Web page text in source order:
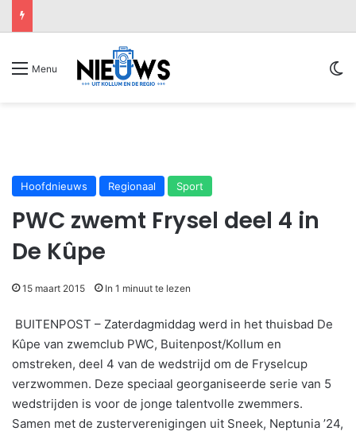
Menu
Hoofdnieuws Regionaal Sport
PWC zwemt Frysel deel 4 in
De Kûpe
15 maart 2015 In 1 minuut te lezen
BUITENPOST – Zaterdagmiddag werd in het thuisbad De
Kûpe van zwemclub PWC, Buitenpost/Kollum en
omstreken, deel 4 van de wedstrijd om de Fryselcup
verzwommen. Deze speciaal georganiseerde serie van 5
wedstrijden is voor de jonge talentvolle zwemmers.
Samen met de zusterverenigingen uit Sneek, Neptunia ’24,